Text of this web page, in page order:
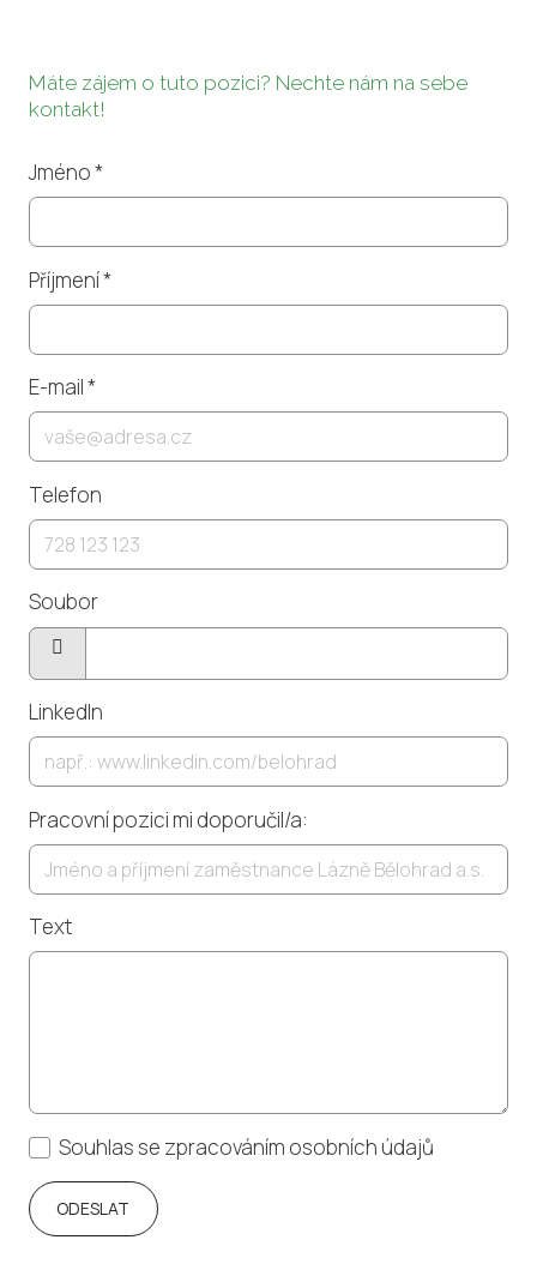
Máte zájem o tuto pozici? Nechte nám na sebe
kontakt!
Jméno*
Příjmení*
E-mail*
Telefon
Soubor
soubor
LinkedIn
Pracovní pozici mi doporučil/a:
Text
Souhlas se zpracováním osobních údajů
ODESLAT